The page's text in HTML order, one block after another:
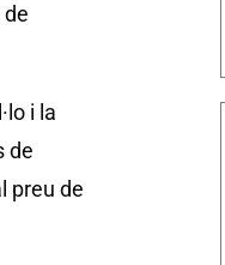
i la
de
preu de